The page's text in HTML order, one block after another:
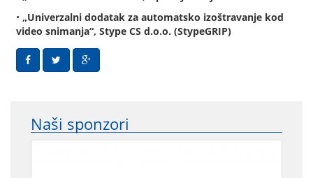
• „Univerzalni dodatak za automatsko izoštravanje kod
video snimanja“, Stype CS d.o.o. (StypeGRIP)
Naši sponzori